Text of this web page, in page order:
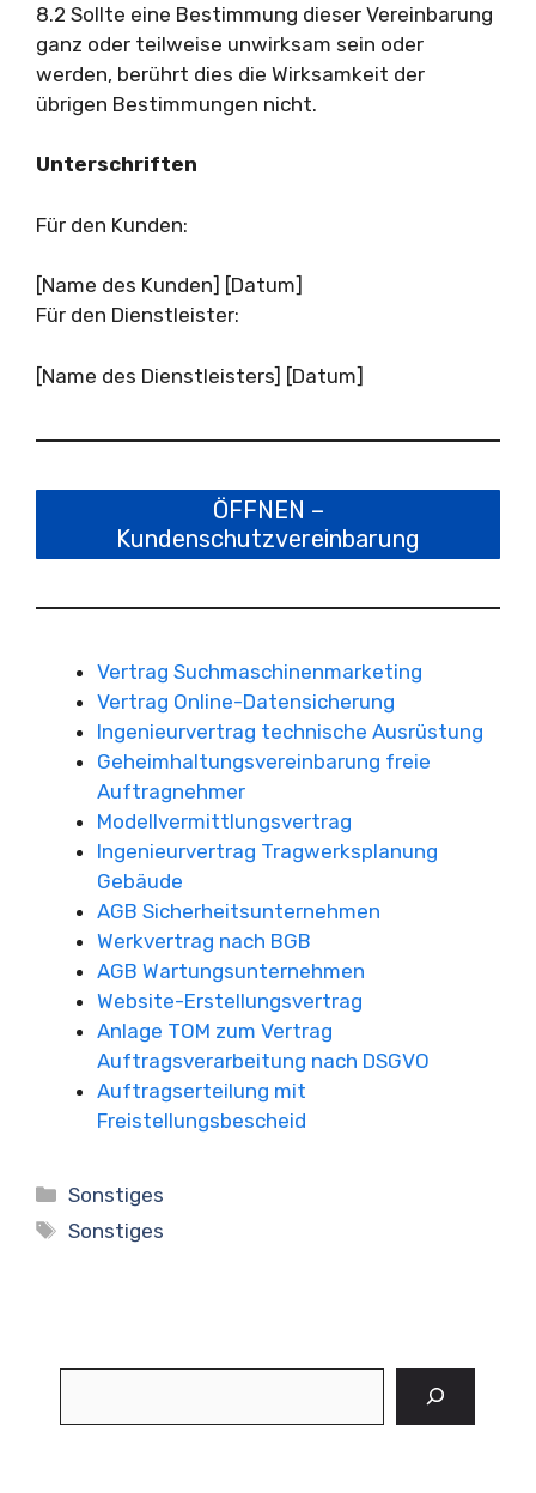
8.2 Sollte eine Bestimmung dieser Vereinbarung
ganz oder teilweise unwirksam sein oder
werden, berührt dies die Wirksamkeit der
übrigen Bestimmungen nicht.
Unterschriften
Für den Kunden:
[Name des Kunden] [Datum]
Für den Dienstleister:
[Name des Dienstleisters] [Datum]
ÖFFNEN –
Kundenschutzvereinbarung
Vertrag Suchmaschinenmarketing
Vertrag Online-Datensicherung
Ingenieurvertrag technische Ausrüstung
Geheimhaltungsvereinbarung freie
Auftragnehmer
Modellvermittlungsvertrag
Ingenieurvertrag Tragwerksplanung
Gebäude
AGB Sicherheitsunternehmen
Werkvertrag nach BGB
AGB Wartungsunternehmen
Website-Erstellungsvertrag
Anlage TOM zum Vertrag
Auftragsverarbeitung nach DSGVO
Auftragserteilung mit
Freistellungsbescheid
Kategorien
Sonstiges
Schlagwörter
Sonstiges